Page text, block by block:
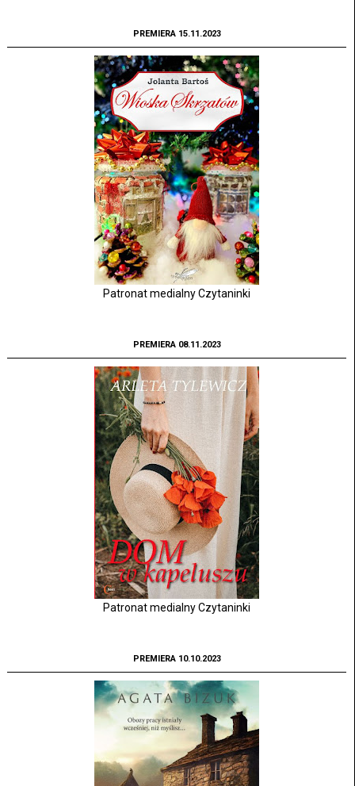
PREMIERA 15.11.2023
Patronat medialny Czytaninki
PREMIERA 08.11.2023
Patronat medialny Czytaninki
PREMIERA 10.10.2023